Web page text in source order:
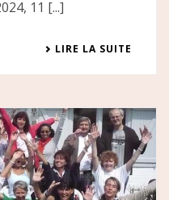
11 [...]
LIRE LA SUITE